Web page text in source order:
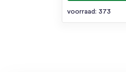
voorraad: 373